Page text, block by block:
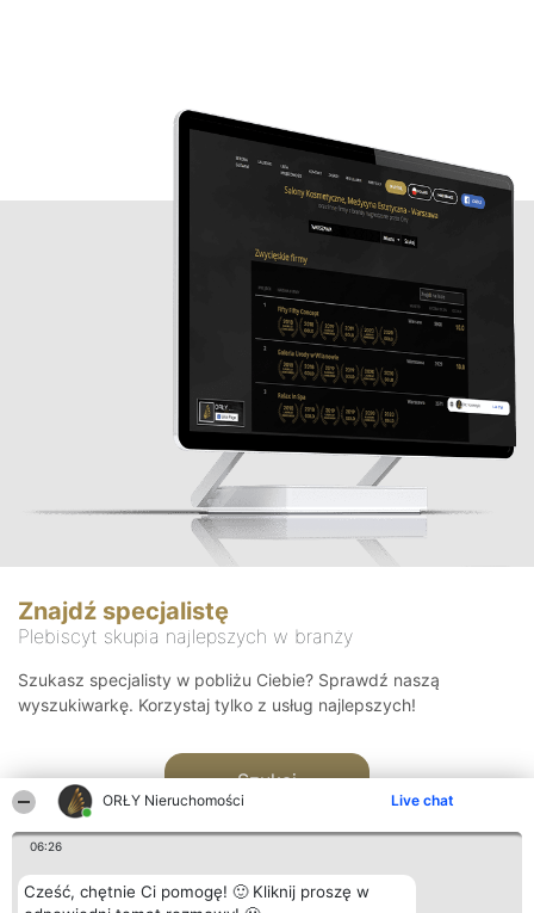
ORŁY Nieruchomości Live chat
06:26
Cześć, chętnie Ci pomogę! 🙂 Kliknij proszę w
Znajdź specjalistę
Plebiscyt skupia najlepszych w branży
Szukasz specjalisty w pobliżu Ciebie? Sprawdź naszą
wyszukiwarkę. Korzystaj tylko z usług najlepszych!
Szukaj